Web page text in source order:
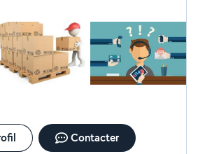
Contacter